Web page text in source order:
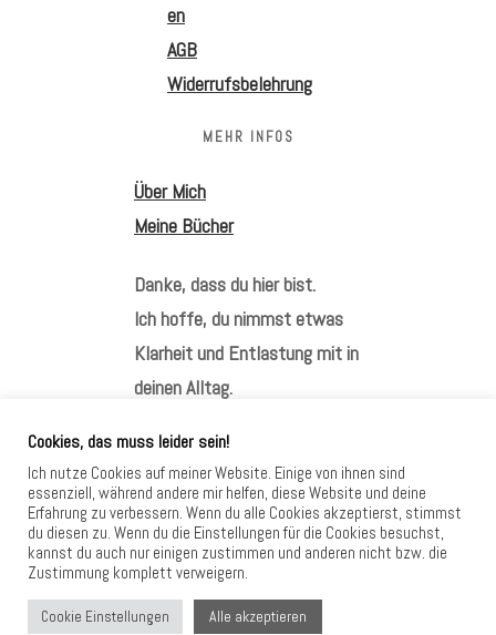
en
AGB
Widerrufsbelehrung
MEHR INFOS
Über Mich
Meine Bücher
Danke, dass du hier bist.
Ich hoffe, du nimmst etwas
Klarheit und Entlastung mit in
deinen Alltag.
HIER FINDEST DU MICH
Cookies, das muss leider sein!
Ich nutze Cookies auf meiner Website. Einige von ihnen sind
essenziell, während andere mir helfen, diese Website und deine
Erfahrung zu verbessern. Wenn du alle Cookies akzeptierst, stimmst
du diesen zu. Wenn du die Einstellungen für die Cookies besuchst,
kannst du auch nur einigen zustimmen und anderen nicht bzw. die
Zustimmung komplett verweigern.
Cookie Einstellungen Alle akzeptieren